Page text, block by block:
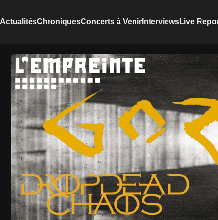
ActualitésChroniquesConcerts à VenirInterviewsLive